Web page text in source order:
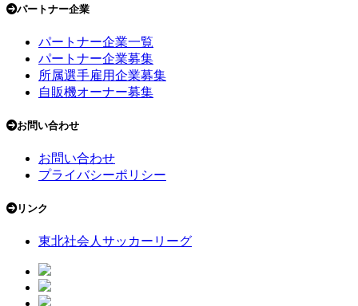
パートナー企業
パートナー企業一覧
パートナー企業募集
所属選手雇用企業募集
自販機オーナー募集
お問い合わせ
お問い合わせ
プライバシーポリシー
リンク
東北社会人サッカーリーグ